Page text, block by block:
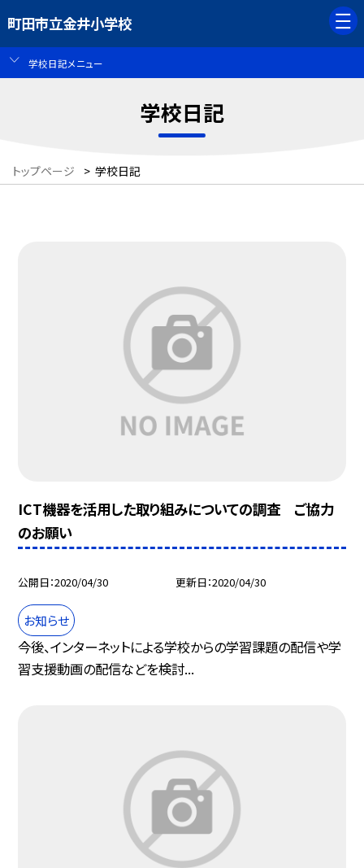
町田市立金井小学校
学校日記メニュー
学校日記
トップページ > 学校日記
ICT機器を活用した取り組みについての調査 ご協力
のお願い
公開日 2020/04/30 更新日 2020/04/30
お知らせ
今後、インターネットによる学校からの学習課題の配信や学
習支援動画の配信などを検討...